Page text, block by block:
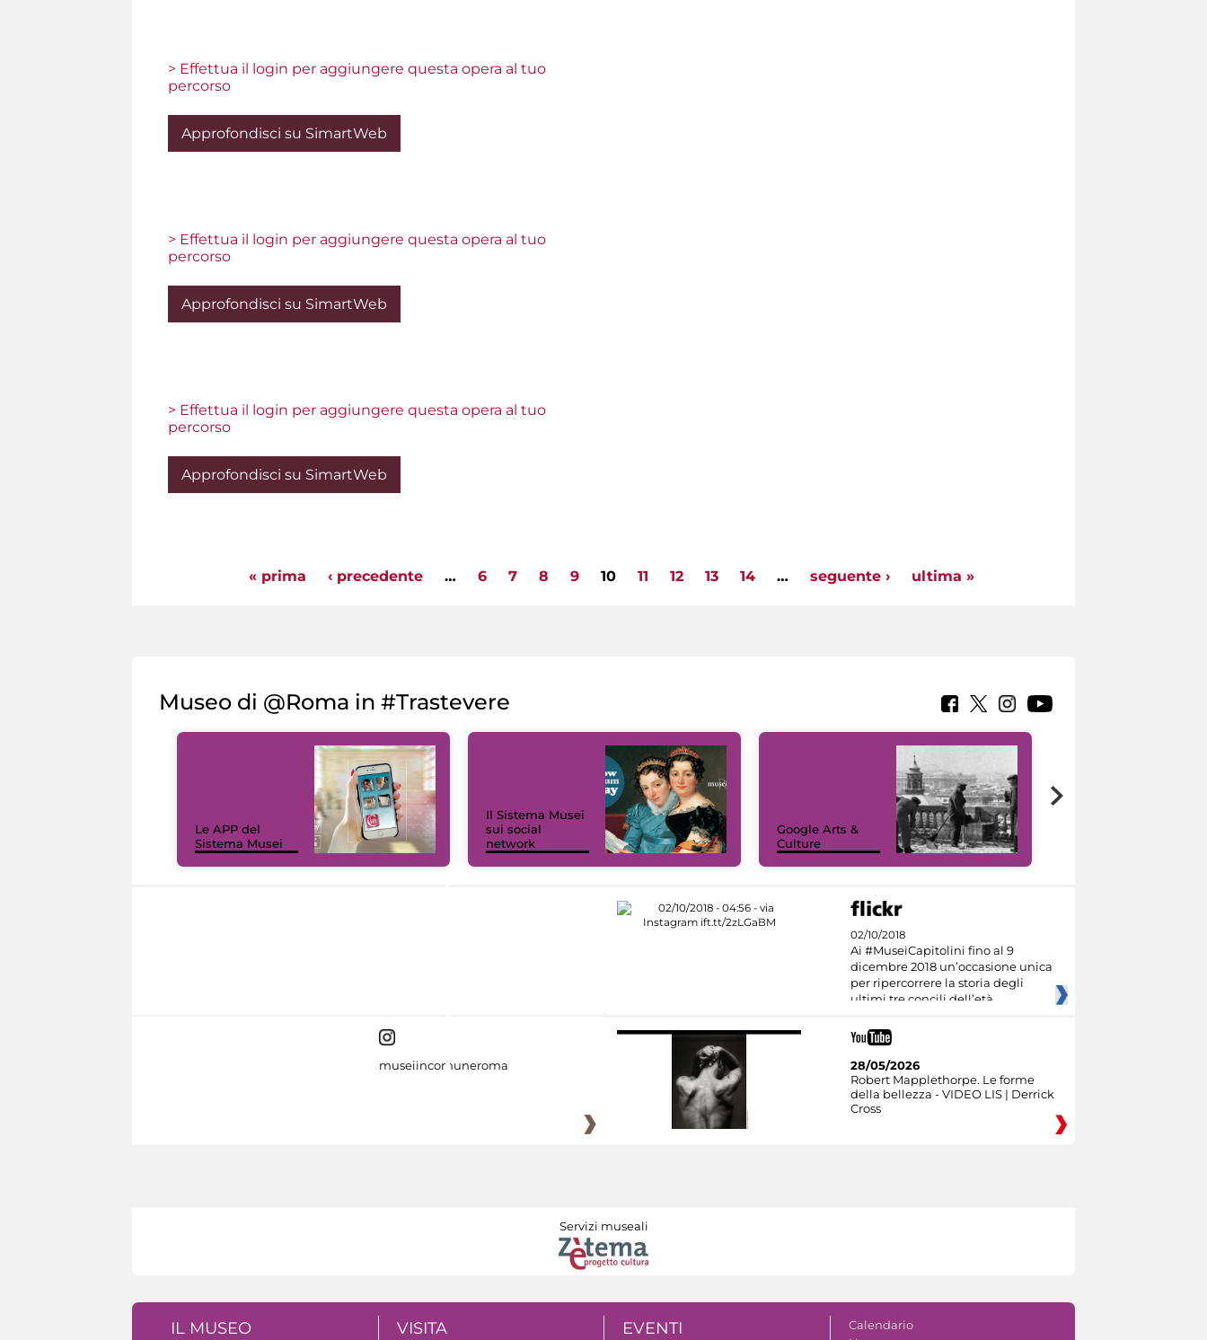
> Effettua il login per aggiungere questa opera al tuo
percorso
Approfondisci su SimartWeb
> Effettua il login per aggiungere questa opera al tuo
percorso
Approfondisci su SimartWeb
> Effettua il login per aggiungere questa opera al tuo
percorso
Approfondisci su SimartWeb
« prima ‹ precedente … 6 7 8 9 10 11 12 13 14 … seguente › ultima »
Museo di @Roma in #Trastevere
Le APP del
Sistema Musei
Il Sistema Musei
sui social
network
Google Arts &
Culture
02/10/2018
Ai #MuseiCapitolini fino al 9
dicembre 2018 un’occasione unica
per ripercorrere la storia degli
ultimi tre concili dell’età
museiincomuneroma
28/05/2026
Robert Mapplethorpe. Le forme
della bellezza - VIDEO LIS | Derrick
Cross
Servizi museali
IL MUSEO VISITA EVENTI
Calendario